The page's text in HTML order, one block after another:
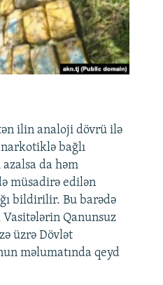
ilin analoji dövrü ilə
bağlı
da həm
müsadirə edilən
bildirilir. Bu barədə
Qanunsuz
üzrə Dövlət
məlumatında qeyd